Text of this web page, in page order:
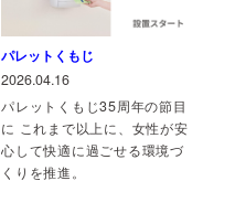
パレットくもじ
2026.04.16
パレットくもじ35周年の節目
に これまで以上に、女性が安
心して快適に過ごせる環境づ
くりを推進。